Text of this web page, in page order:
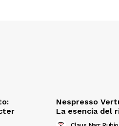
Nespresso
La esencia del